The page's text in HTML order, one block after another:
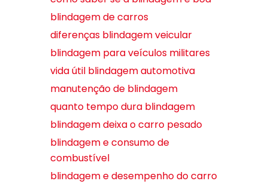
blindagem de carros
diferenças blindagem veicular
blindagem para veículos militares
vida útil blindagem automotiva
manutenção de blindagem
quanto tempo dura blindagem
blindagem deixa o carro pesado
blindagem e consumo de
combustível
blindagem e desempenho do carro